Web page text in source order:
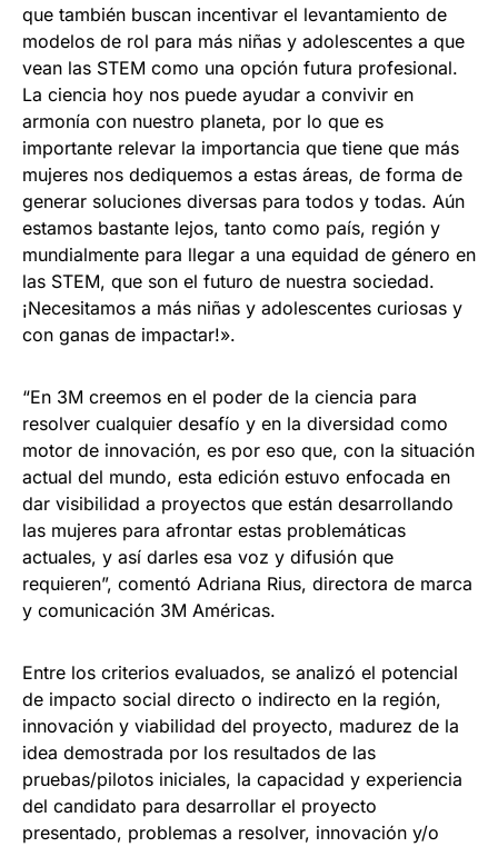
que también buscan incentivar el levantamiento de
modelos de rol para más niñas y adolescentes a que
vean las STEM como una opción futura profesional.
La ciencia hoy nos puede ayudar a convivir en
armonía con nuestro planeta, por lo que es
importante relevar la importancia que tiene que más
mujeres nos dediquemos a estas áreas, de forma de
generar soluciones diversas para todos y todas. Aún
estamos bastante lejos, tanto como país, región y
mundialmente para llegar a una equidad de género en
las STEM, que son el futuro de nuestra sociedad.
¡Necesitamos a más niñas y adolescentes curiosas y
con ganas de impactar!».
“En 3M creemos en el poder de la ciencia para
resolver cualquier desafío y en la diversidad como
motor de innovación, es por eso que, con la situación
actual del mundo, esta edición estuvo enfocada en
dar visibilidad a proyectos que están desarrollando
las mujeres para afrontar estas problemáticas
actuales, y así darles esa voz y difusión que
requieren”, comentó Adriana Rius, directora de marca
y comunicación 3M Américas.
Entre los criterios evaluados, se analizó el potencial
de impacto social directo o indirecto en la región,
innovación y viabilidad del proyecto, madurez de la
idea demostrada por los resultados de las
pruebas/pilotos iniciales, la capacidad y experiencia
del candidato para desarrollar el proyecto
presentado, problemas a resolver, innovación y/o